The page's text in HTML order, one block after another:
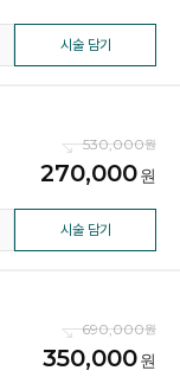
시술 담기
530,000
270,000
시술 담기
690,000
350,000